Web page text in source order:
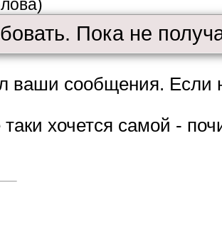
)
Пока не
ваши сообщения. Если
хочется самой -